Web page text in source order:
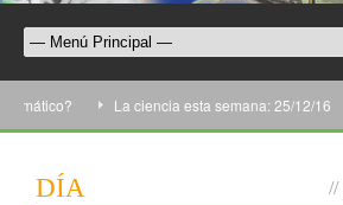
La ciencia esta semana: 25/12/16
DÍA //